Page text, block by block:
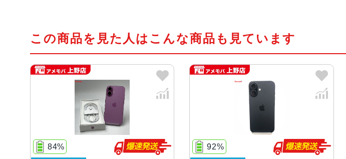
カラー ブラッ
容量 128GB
サイズ・重さ
デ ィ ス プ
この商品を見た人はこんな商品も見ています
84% 92%